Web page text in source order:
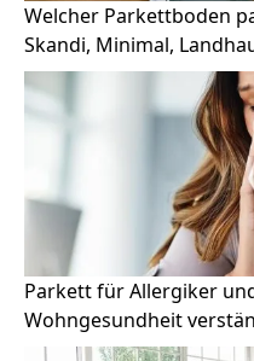
Welcher Parkettboden
Skandi, Minimal,
Parkett für Allergiker
Wohngesundheit